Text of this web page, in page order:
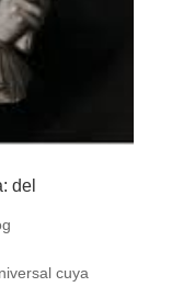
del
cuya